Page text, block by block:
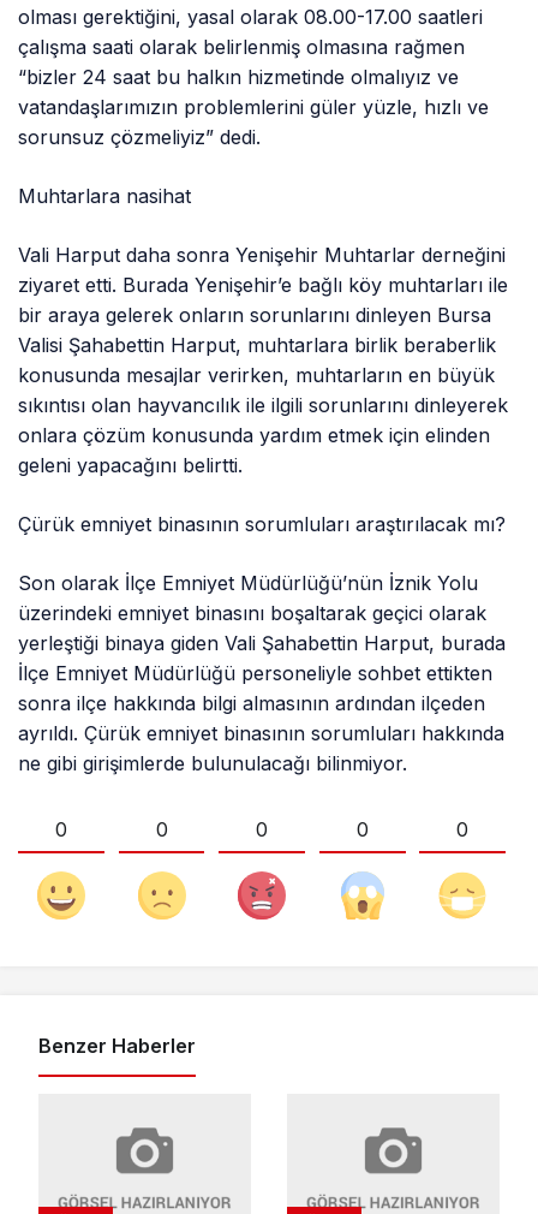
olması gerektiğini, yasal olarak 08.00-17.00 saatleri
çalışma saati olarak belirlenmiş olmasına rağmen
“bizler 24 saat bu halkın hizmetinde olmalıyız ve
vatandaşlarımızın problemlerini güler yüzle, hızlı ve
sorunsuz çözmeliyiz” dedi.
Muhtarlara nasihat
Vali Harput daha sonra Yenişehir Muhtarlar derneğini
ziyaret etti. Burada Yenişehir’e bağlı köy muhtarları ile
bir araya gelerek onların sorunlarını dinleyen Bursa
Valisi Şahabettin Harput, muhtarlara birlik beraberlik
konusunda mesajlar verirken, muhtarların en büyük
sıkıntısı olan hayvancılık ile ilgili sorunlarını dinleyerek
onlara çözüm konusunda yardım etmek için elinden
geleni yapacağını belirtti.
Çürük emniyet binasının sorumluları araştırılacak mı?
Son olarak İlçe Emniyet Müdürlüğü’nün İznik Yolu
üzerindeki emniyet binasını boşaltarak geçici olarak
yerleştiği binaya giden Vali Şahabettin Harput, burada
İlçe Emniyet Müdürlüğü personeliyle sohbet ettikten
sonra ilçe hakkında bilgi almasının ardından ilçeden
ayrıldı. Çürük emniyet binasının sorumluları hakkında
ne gibi girişimlerde bulunulacağı bilinmiyor.
0 0 0 0 0
Benzer Haberler